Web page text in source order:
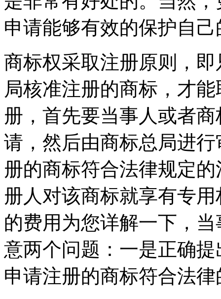
申请能够有效的保护自
商标权采取注册原则，
局核准注册的商标，才
册，首先要当事人或者
请，然后由商标总局进
册的商标符合法律规定
册人对该商标就享有专
的费用为您详解一下，
意两个问题：一是正确
申请注册的商标符合